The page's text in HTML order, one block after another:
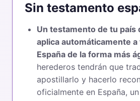
Sin testamento
Un testamento de tu país
aplica automáticamente
España de la forma más
herederos tendrán que
apostillarlo y hacerlo
oficialmente en España,